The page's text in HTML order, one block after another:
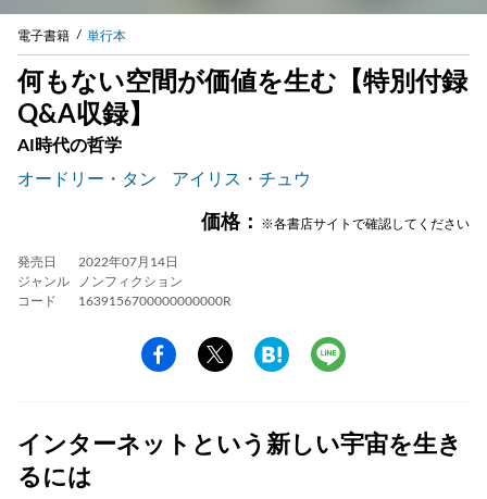
電子書籍 単行本
何もない空間が価値を生む【特別付録
Q&A収録】
AI時代の哲学
オードリー・タン
アイリス・チュウ
価格： ※各書店サイトで確認してください
発売日
2022年07月14日
ジャンル
ノンフィクション
コード
1639156700000000000R
インターネットという新しい宇宙を生き
るには